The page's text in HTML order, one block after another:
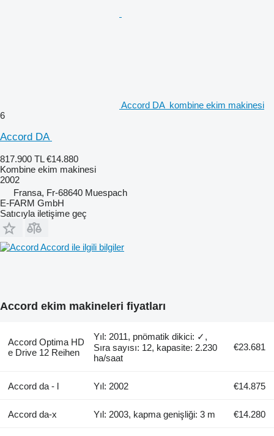
Accord DA ​​​​​​​​​‌‌​​​​‌​​​​​​​​​‌‌‌​‌​‌​​​​​​​​​‌‌‌​‌​​​​​​​​​​​‌‌​‌ kombine ekim makinesi
6
Accord DA ​​​​​​​​​‌‌​​​​‌​​​​​​​​​‌‌‌​‌​‌​​​​​​​​​‌‌‌​‌​​​​​​​​​​​‌‌​‌
817.900 TL €14.880
Kombine ekim makinesi
2002
Fransa, Fr-68640 Muespach
E-FARM GmbH
Satıcıyla iletişime geç
Accord ile ilgili bilgiler
Accord ekim makineleri fiyatları
Accord Optima HD
e Drive 12 Reihen
Yıl: 2011, pnömatik dikici: ✓,
Sıra sayısı: 12, kapasite: 2.230
ha/saat
€23.681
Accord da - l Yıl: 2002 €14.875
Accord da-x Yıl: 2003, kapma genişliği: 3 m €14.280